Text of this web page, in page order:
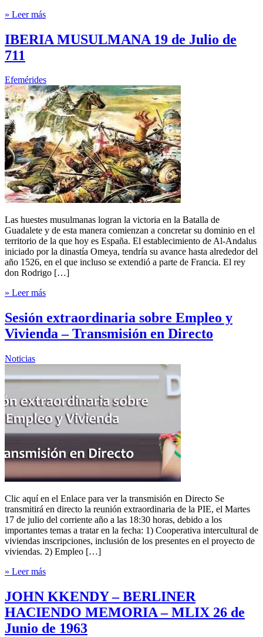
» Leer más
IBERIA MUSULMANA 19 de Julio de
711
Efemérides
Las huestes musulmanas logran la victoria en la Batalla de
Guadalete y de esta manera comienzan a concretar su dominio en el
territorio de la que hoy es España. El establecimiento de Al-Andalus
iniciado por la dinastía Omeya, tendría su avance hasta alrededor del
año 1526, en el que incluso se extendió a parte de Francia. El rey
don Rodrigo […]
» Leer más
Sesión extraordinaria sobre Empleo y
Vivienda – Transmisión en Directo
Noticias
Clic aquí en el Enlace para ver la transmisión en Directo Se
transmitirá en directo la reunión extraordinaria de la PIE, el Martes
17 de julio del corriente año a las 18:30 horas, debido a los
importantes temas a tratar en la fecha: 1) Cooperativa intercultural de
viviendas inscripciones, inclusión de los presentes en el proyecto de
viviendas. 2) Empleo […]
» Leer más
JOHN KKENDY – BERLINER
HACIENDO MEMORIA – MLIX 26 de
Junio de 1963